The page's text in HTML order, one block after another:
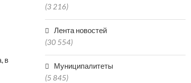
в
(3 216)
Лента новостей
(30 554)
Муниципалитеты
(5 845)